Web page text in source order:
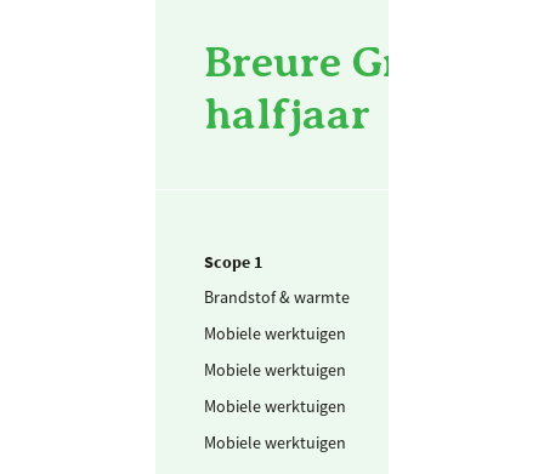
Breure
halfjaar
Scope 1
Brandstof & warmte
Mobiele werktuigen
Mobiele werktuigen
Mobiele werktuigen
Mobiele werktuigen